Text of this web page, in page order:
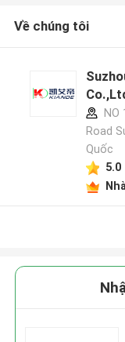
Về chúng tôi
NO
Road
Quốc
5.0